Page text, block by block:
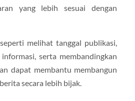
yang lebih sesuai dengan
melihat tanggal publikasi,
serta membandingkan
dapat membantu membangun
secara lebih bijak.